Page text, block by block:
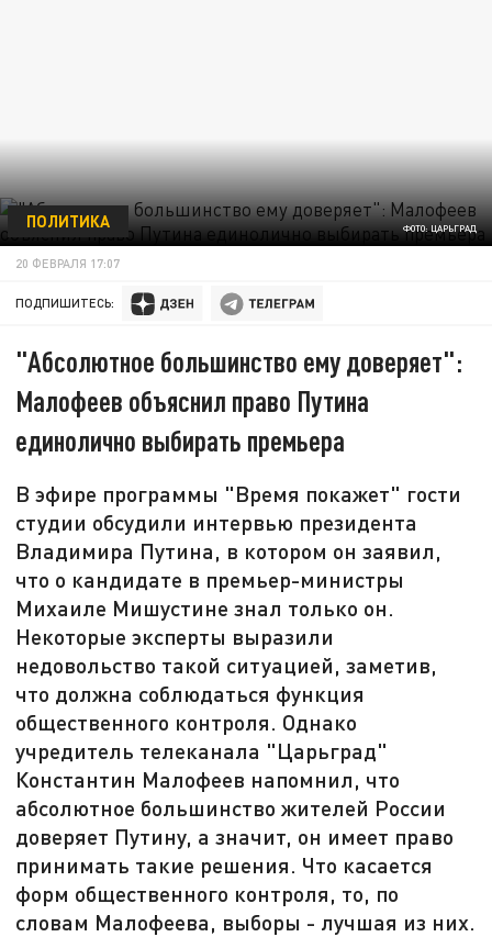
ФОТО: ЦАРЬГРАД
ПОЛИТИКА
20 ФЕВРАЛЯ 17:07
ПОДПИШИТЕСЬ:
"Абсолютное большинство ему доверяет":
Малофеев объяснил право Путина
единолично выбирать премьера
В эфире программы "Время покажет" гости
студии обсудили интервью президента
Владимира Путина, в котором он заявил,
что о кандидате в премьер-министры
Михаиле Мишустине знал только он.
Некоторые эксперты выразили
недовольство такой ситуацией, заметив,
что должна соблюдаться функция
общественного контроля. Однако
учредитель телеканала "Царьград"
Константин Малофеев напомнил, что
абсолютное большинство жителей России
доверяет Путину, а значит, он имеет право
принимать такие решения. Что касается
форм общественного контроля, то, по
словам Малофеева, выборы - лучшая из них.